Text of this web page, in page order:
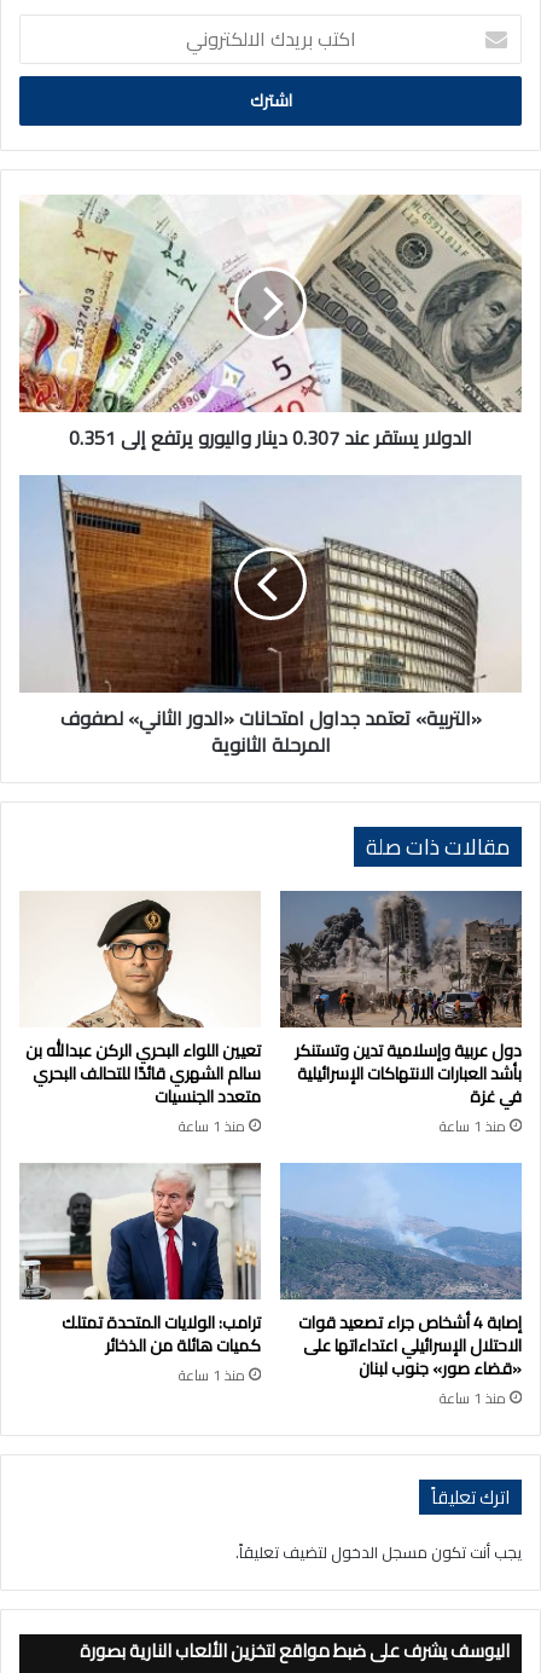
اكتب
بريدك
الالكتروني
يستقر
عند
0.307
دينار
واليورو
يرتفع
إلى
0.351
الدولار يستقر عند 0.307 دينار واليورو يرتفع إلى 0.351
الثاني»
لصفوف
المرحلة
الثانوية
«التربية» تعتمد جداول امتحانات «الدور الثاني» لصفوف
المرحلة الثانوية
مقالات ذات صلة
دول عربية وإسلامية تدين وتستنكر
بأشد العبارات الانتهاكات الإسرائيلية
في غزة
منذ 1 ساعة
تعيين اللواء البحري الركن عبدالله بن
سالم الشهري قائدًا للتحالف البحري
متعدد الجنسيات
منذ 1 ساعة
إصابة 4 أشخاص جراء تصعيد قوات
الاحتلال الإسرائيلي اعتداءاتها على
«قضاء صور» جنوب لبنان
منذ 1 ساعة
ترامب: الولايات المتحدة تمتلك
كميات هائلة من الذخائر
منذ 1 ساعة
اترك تعليقاً
يجب أنت تكون مسجل الدخول لتضيف تعليقاً.
اليوسف يشرف على ضبط مواقع لتخزين الألعاب النارية بصورة